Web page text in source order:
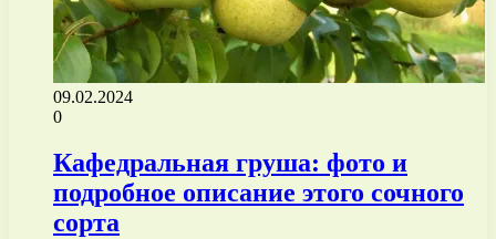
09.02.2024
0
Кафедральная груша: фото и
подробное описание этого сочного
сорта